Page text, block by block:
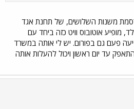
משנות השלושים, של תחנת אגד
מופיע אוטובוס וויט כזה ביחד עם
פעם גם בפורום. יש לי אותה במשרד
עד יום ראשון ויכול להעלות אותה